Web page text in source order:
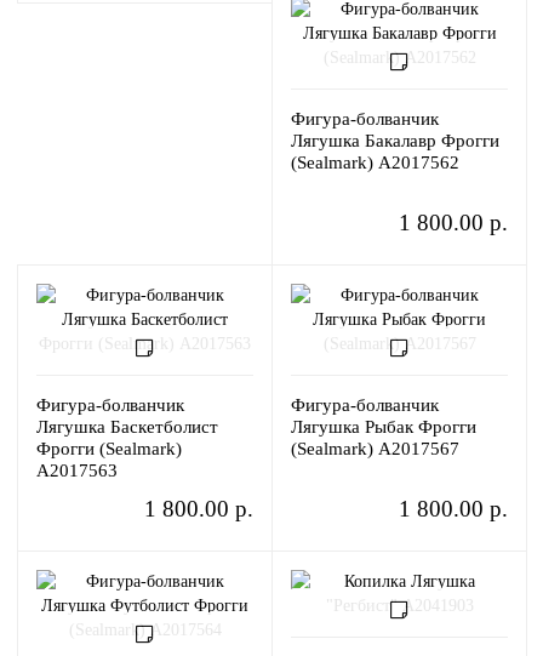
Фигура-болванчик
Лягушка Бакалавр Фрогги
(Sealmark) A2017562
1 800.00 р.
Фигура-болванчик
Лягушка Баскетболист
Фрогги (Sealmark)
A2017563
1 800.00 р.
Фигура-болванчик
Лягушка Рыбак Фрогги
(Sealmark) A2017567
1 800.00 р.